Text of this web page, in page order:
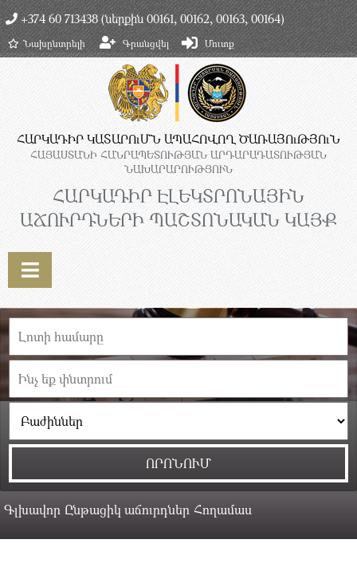
+374 60 713438 (ներքին 00161, 00162, 00163, 00164)
Նախընտրելի Գրանցվել Մուտք
ՀԱՐԿԱԴԻՐ ԿԱՏԱՐՈւՄՆ ԱՊԱՀՈՎՈՂ ԾԱՌԱՅՈւԹՅՈւՆ
ՀԱՅԱՍՏԱՆԻ ՀԱՆՐԱՊԵՏՈՒԹՅԱՆ ԱՐԴԱՐԱԴԱՏՈՒԹՅԱՆ
ՆԱԽԱՐԱՐՈՒԹՅՈՒՆ
ՀԱՐԿԱԴԻՐ ԷԼԵԿՏՐՈՆԱՅԻՆ
ԱՃՈՒՐԴՆԵՐԻ ՊԱՇՏՈՆԱԿԱՆ ԿԱՅՔ
Գլխավոր Ընթացիկ աճուրդներ Հողամաս